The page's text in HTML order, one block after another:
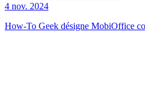
4 nov. 2024
How-To Geek désigne MobiOffice